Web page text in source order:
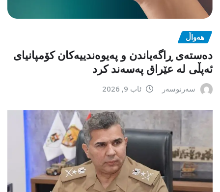
هەواڵ
دەستەی ڕاگەیاندن و پەیوەندییەکان کۆمپانیای
ئەپڵی لە عێراق پەسەند کرد
سەرنوسەر ئاب 9, 2026